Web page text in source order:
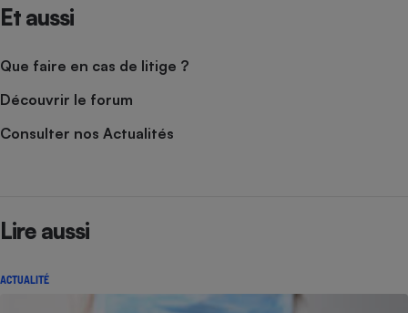
Et aussi
Que faire en cas de litige ?
Découvrir le forum
Consulter nos Actualités
Lire aussi
ACTUALITÉ